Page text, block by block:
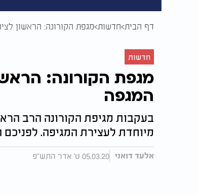
דף הבית חדשות מגפת הקורונה: הראשון
חדשות
מגפת הקורונה:
המגפה
בעקבות מגיפת הקורונה הרב
מיוחדת לעצירת המגיפה.
אלעד דואני 05.03.20 ט' אדר התש"פ